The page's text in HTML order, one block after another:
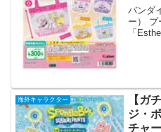
イ】
バンダ
ー）
「
海外キャラクター
【ガ
ジ・
チャ